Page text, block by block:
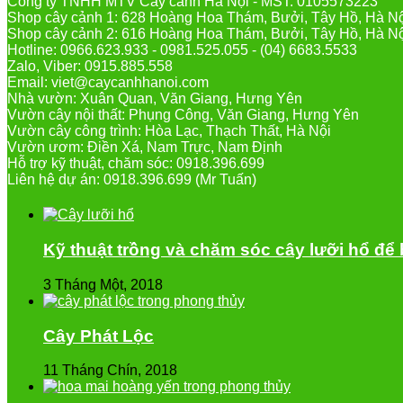
Shop cây cảnh 1: 628 Hoàng Hoa Thám, Bưởi, Tây Hồ, Hà
Shop cây cảnh 2: 616 Hoàng Hoa Thám, Bưởi, Tây Hồ, Hà
Hotline: 0966.623.933 - 0981.525.055 - (04) 6683.5533
Zalo, Viber: 0915.885.558
Email: viet@caycanhhanoi.com
Nhà vườn: Xuân Quan, Văn Giang, Hưng Yên
Vườn cây nội thất: Phụng Công, Văn Giang, Hưng Yên
Vườn cây công trình: Hòa Lạc, Thạch Thất, Hà Nội
Vườn ươm: Điền Xá, Nam Trực, Nam Định
Hỗ trợ kỹ thuật, chăm sóc: 0918.396.699
Liên hệ dự án: 0918.396.699 (Mr Tuấn)
Kỹ thuật trồng và chăm sóc cây lưỡi hổ để
3 Tháng Một, 2018
Cây Phát Lộc
11 Tháng Chín, 2018